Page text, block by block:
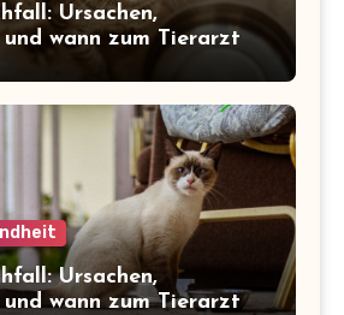
Ursachen,
wann zum Tierarzt
Ursachen,
wann zum Tierarzt